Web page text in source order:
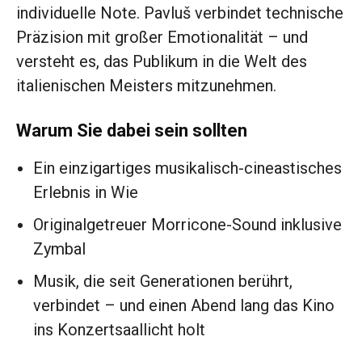
individuelle Note. Pavluš verbindet technische
Präzision mit großer Emotionalität – und
versteht es, das Publikum in die Welt des
italienischen Meisters mitzunehmen.
Warum Sie dabei sein sollten
Ein einzigartiges musikalisch-cineastisches
Erlebnis in Wie
Originalgetreuer Morricone-Sound inklusive
Zymbal
Musik, die seit Generationen berührt,
verbindet – und einen Abend lang das Kino
ins Konzertsaallicht holt